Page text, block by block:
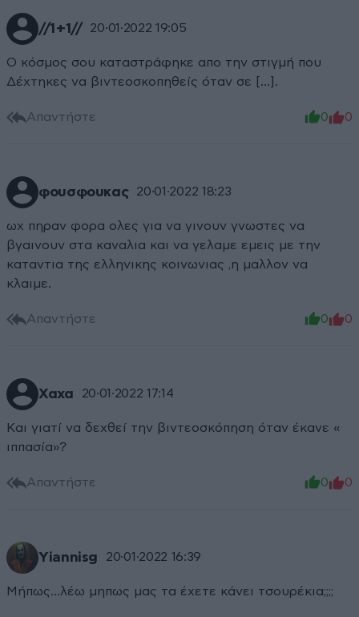
//1+1// 20·01·2022 19:05
Ο κόσμος σου καταστράφηκε απο την στιγμή που
Δέχτηκες να βιντεοσκοπηθείς όταν σε [...].
Απαντήστε 0 0
φουσφουκας 20·01·2022 18:23
ωχ πηραν φορα ολες για να γινουν γνωστες να
βγαινουν στα καναλια και να γελαμε εμεις με την
καταντια της ελληνικης κοινωνιας ,η μαλλον να
κλαιμε.
Απαντήστε 0 0
Χαχα 20·01·2022 17:14
Και γιατί να δεχθεί την βιντεοσκόπηση όταν έκανε «
ιππασία»?
Απαντήστε 0 0
Yiannisg 20·01·2022 16:39
Μήπως…λέω μηπως μας τα έχετε κάνει τσουρέκια;;;;